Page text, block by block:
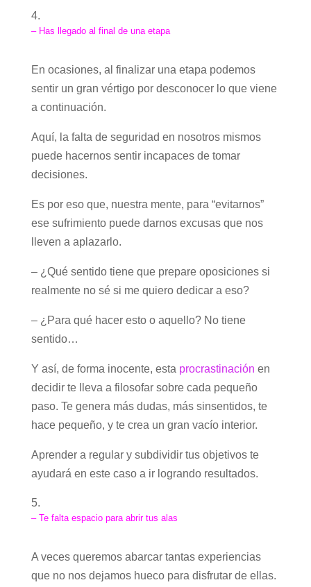
– Has llegado al final de una etapa
En ocasiones, al finalizar una etapa podemos
sentir un gran vértigo por desconocer lo que viene
a continuación.
Aquí, la falta de seguridad en nosotros mismos
puede hacernos sentir incapaces de tomar
decisiones.
Es por eso que, nuestra mente, para “evitarnos”
ese sufrimiento puede darnos excusas que nos
lleven a aplazarlo.
– ¿Qué sentido tiene que prepare oposiciones si
realmente no sé si me quiero dedicar a eso?
– ¿Para qué hacer esto o aquello? No tiene
sentido…
Y así, de forma inocente, esta procrastinación en
decidir te lleva a filosofar sobre cada pequeño
paso. Te genera más dudas, más sinsentidos, te
hace pequeño, y te crea un gran vacío interior.
Aprender a regular y subdividir tus objetivos te
ayudará en este caso a ir logrando resultados.
– Te falta espacio para abrir tus alas
A veces queremos abarcar tantas experiencias
que no nos dejamos hueco para disfrutar de ellas.